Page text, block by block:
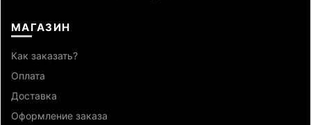
МАГАЗИН
Как заказать?
Оплата
Доставка
Оформление заказа